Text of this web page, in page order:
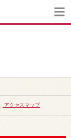
アクセスマップ